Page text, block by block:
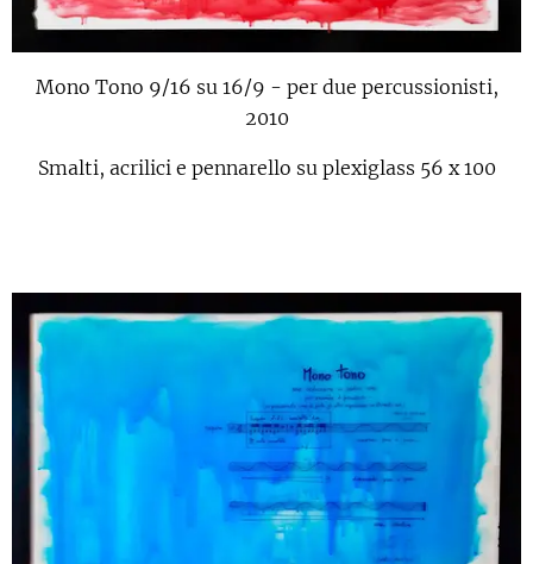
Mono Tono 9/16 su 16/9 - per due percussionisti,
2010
Smalti, acrilici e pennarello su plexiglass 56 x 100